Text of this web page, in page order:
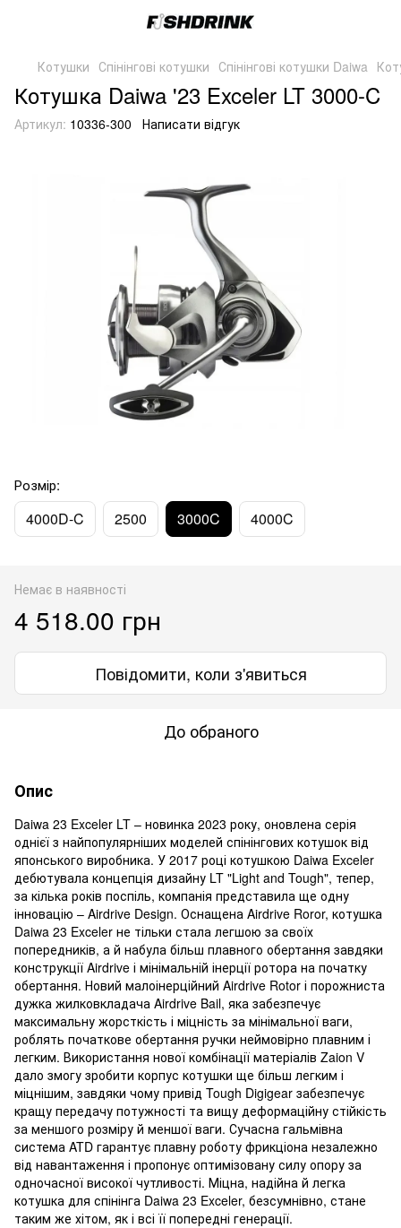
Котушки Спінінгові котушки Спінінгові котушки Daiwa
Котушка Daiwa '23 Exceler LT 3000-C
Артикул: 10336-300 Написати відгук
Розмір:
4000D-C 2500 3000C 4000C
Немає в наявності
4 518.00 грн
Повідомити, коли з'явиться
До обраного
Опис
Daiwa 23 Exceler LT – новинка 2023 року, оновлена серія
однієї з найпопулярніших моделей спінінгових котушок від
японського виробника. У 2017 році котушкою Daiwa Exceler
дебютувала концепція дизайну LT "Light and Tough", тепер,
за кілька років поспіль, компанія представила ще одну
інновацію – Airdrive Design. Оснащена Airdrive Roror, котушка
Daiwa 23 Exceler не тільки стала легшою за своїх
попередників, а й набула більш плавного обертання завдяки
конструкції Airdrive і мінімальній інерції ротора на початку
обертання. Новий малоінерційний Airdrive Rotor і порожниста
дужка жилковкладача Airdrive Bail, яка забезпечує
максимальну жорсткість і міцність за мінімальної ваги,
роблять початкове обертання ручки неймовірно плавним і
легким. Використання нової комбінації матеріалів Zaion V
дало змогу зробити корпус котушки ще більш легким і
міцнішим, завдяки чому привід Tough Digigear забезпечує
кращу передачу потужності та вищу деформаційну стійкість
за меншого розміру й меншої ваги. Сучасна гальмівна
система ATD гарантує плавну роботу фрикціона незалежно
від навантаження і пропонує оптимізовану силу опору за
одночасної високої чутливості. Міцна, надійна й легка
котушка для спінінга Daiwa 23 Exceler, безсумнівно, стане
таким же хітом, як і всі її попередні генерації.